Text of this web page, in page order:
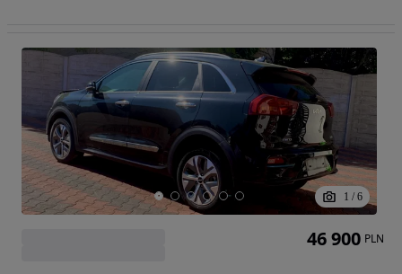
1 / 6
46 900 PLN